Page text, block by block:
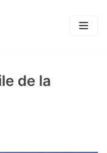
de la